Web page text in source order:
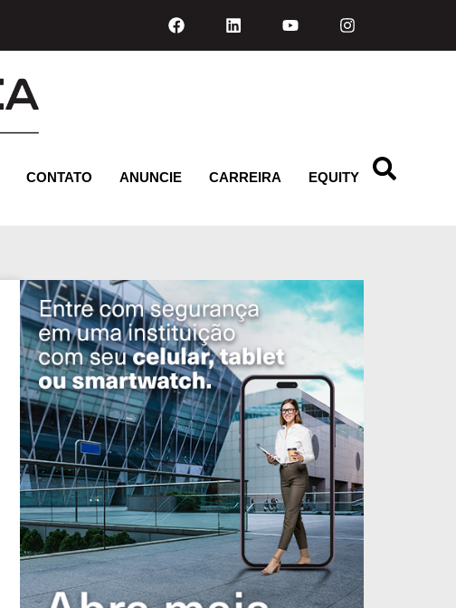
CONTATO ANUNCIE CARREIRA EQUITY